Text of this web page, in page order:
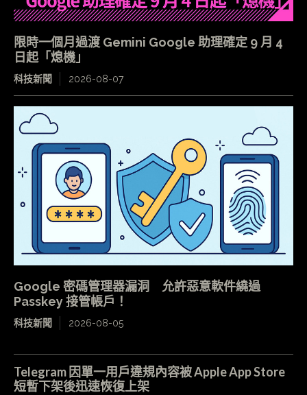
限時一個月過渡 Gemini Google 助理確定 9 月 4
日起「熄機」
科技新聞 2026-08-07
Google 密碼管理器漏洞 允許惡意軟件繞過
Passkey 接管帳戶！
科技新聞 2026-08-05
Telegram 因單一用戶違規內容被 Apple App Store
短暫下架後迅速恢復上架